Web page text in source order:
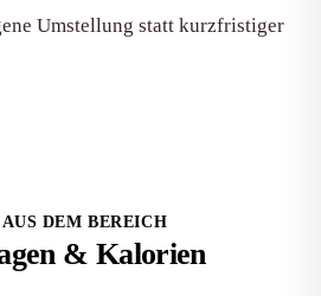
Umstellung statt kurzfristiger
DEM BEREICH
& Kalorien